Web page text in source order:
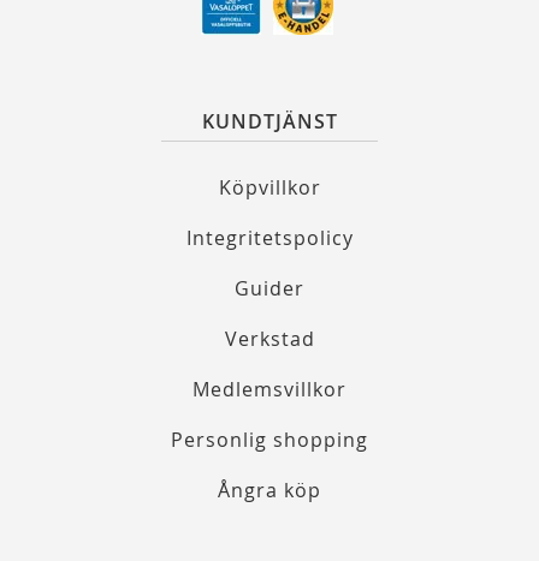
KUNDTJÄNST
Köpvillkor
Integritetspolicy
Guider
Verkstad
Medlemsvillkor
Personlig shopping
Ångra köp